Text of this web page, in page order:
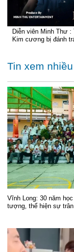
Diễn viên Minh Thư
Kim cương bị đánh
Tin xem nhiều
Vĩnh Long: 30 năm
tượng, thể hiện sự